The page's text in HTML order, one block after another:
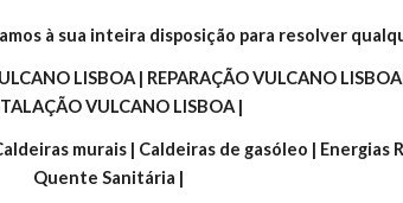
à sua inteira disposição para resolver
LISBOA | REPARAÇÃO VULCANO
VULCANO LISBOA |
murais | Caldeiras de gasóleo | Energias
Quente Sanitária |